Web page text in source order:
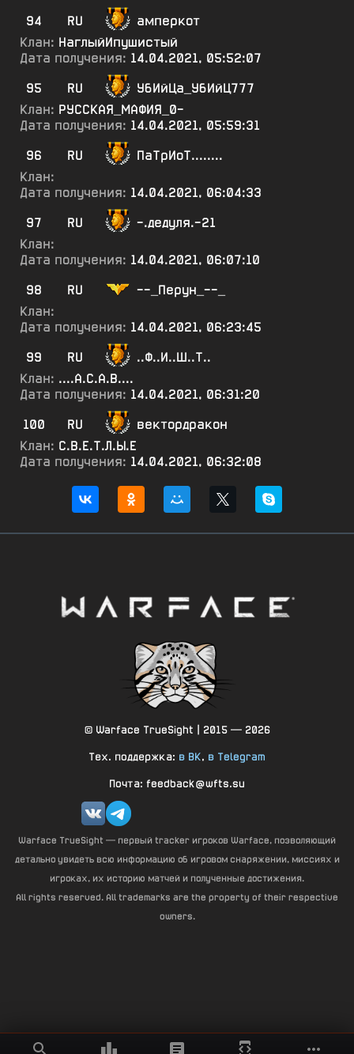
94
RU
амперкот
Клан: НаглыйИпушистый
Дата получения: 14.04.2021, 05:52:07
95
RU
УбИйЦа_УбИйЦ777
Клан: РУССКАЯ_МАФИЯ_0-
Дата получения: 14.04.2021, 05:59:31
96
RU
ПаТрИоТ........
Клан:
Дата получения: 14.04.2021, 06:04:33
97
RU
-.дедуля.-21
Клан:
Дата получения: 14.04.2021, 06:07:10
98
RU
--_Перун_--_
Клан:
Дата получения: 14.04.2021, 06:23:45
99
RU
..Ф..И..Ш..Т..
Клан: ....А.С.А.В....
Дата получения: 14.04.2021, 06:31:20
100
RU
вектордракон
Клан: С.В.Е.Т.Л.Ы.Е
Дата получения: 14.04.2021, 06:32:08
© Warface TrueSight | 2015 — 2026
Тех. поддержка: в ВК, в Telegram
Почта: feedback@wfts.su
Warface TrueSight — первый tracker игроков Warface, позволяющий
детально увидеть всю информацию об игровом снаряжении, миссиях и
игроках, их историю матчей и полученные достижения.
All rights reserved. All trademarks are the property of their respective
owners.